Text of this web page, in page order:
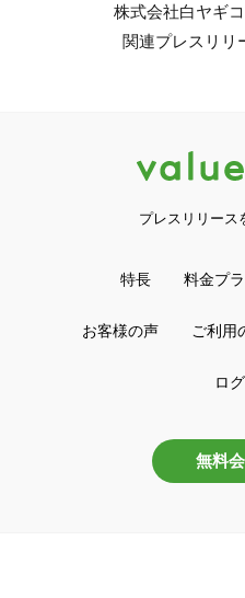
株式会社白ヤギ
関連プレスリリ
プレスリリース
特長 料金プ
お客様の声 ご利用
ロ
無料